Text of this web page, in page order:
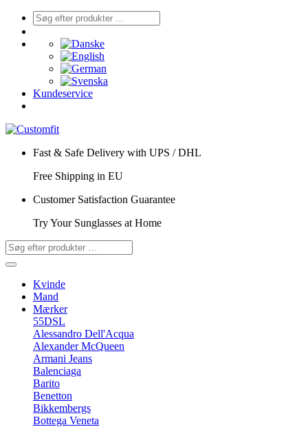
Kundeservice
Fast & Safe Delivery with UPS / DHL
Free Shipping in EU
Customer Satisfaction Guarantee
Try Your Sunglasses at Home
Kvinde
Mand
Mærker
55DSL
Alessandro Dell'Acqua
Alexander McQueen
Armani Jeans
Balenciaga
Barito
Benetton
Bikkembergs
Bottega Veneta